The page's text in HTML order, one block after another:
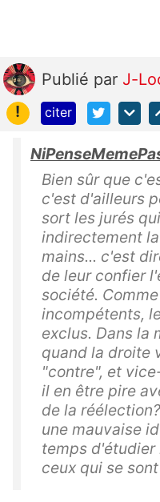
Publié par J-
!
citer
Bien sûr que
c'est d'ailleurs
sort les jurés
indirectement
mains... c'est
de leur confier
société.
incompétents,
exclus. Dans la
quand la droite
"contre", et
il en être pire
de la
une mauvaise
temps
ceux qui se